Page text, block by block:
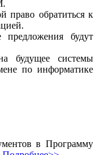
право обратиться к
будут
будущее системы
по информатике
в Программу